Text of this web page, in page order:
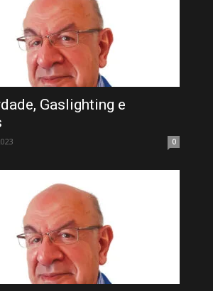
Gaslighting e
0